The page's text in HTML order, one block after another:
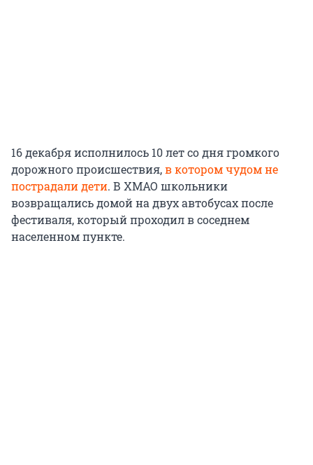
16 декабря исполнилось 10 лет со дня громкого
дорожного происшествия,в котором чудом не
пострадали дети. В ХМАО школьники
возвращались домой на двух автобусах после
фестиваля, который проходил в соседнем
населенном пункте.